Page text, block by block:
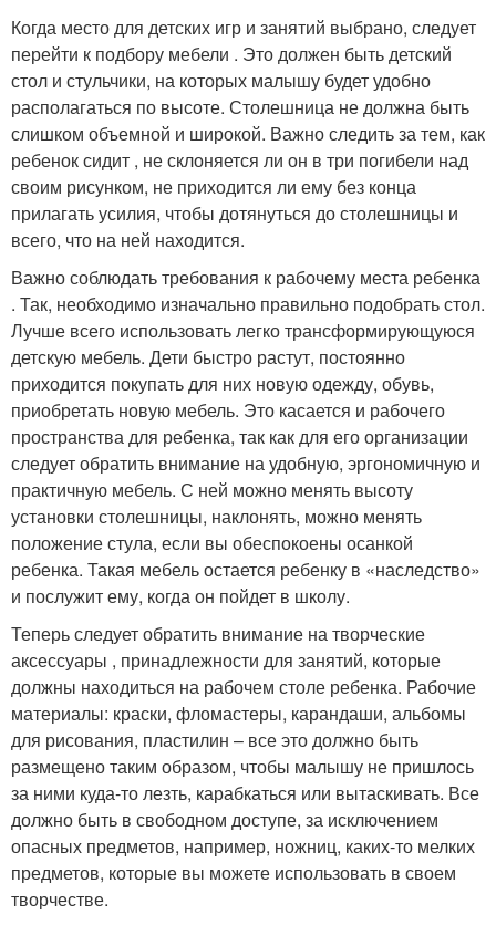
Когда место для детских игр и занятий выбрано, следует
перейти к подбору мебели . Это должен быть детский
стол и стульчики, на которых малышу будет удобно
располагаться по высоте. Столешница не должна быть
слишком объемной и широкой. Важно следить за тем, как
ребенок сидит , не склоняется ли он в три погибели над
своим рисунком, не приходится ли ему без конца
прилагать усилия, чтобы дотянуться до столешницы и
всего, что на ней находится.
Важно соблюдать требования к рабочему места ребенка
. Так, необходимо изначально правильно подобрать стол.
Лучше всего использовать легко трансформирующуюся
детскую мебель. Дети быстро растут, постоянно
приходится покупать для них новую одежду, обувь,
приобретать новую мебель. Это касается и рабочего
пространства для ребенка, так как для его организации
следует обратить внимание на удобную, эргономичную и
практичную мебель. С ней можно менять высоту
установки столешницы, наклонять, можно менять
положение стула, если вы обеспокоены осанкой
ребенка. Такая мебель остается ребенку в «наследство»
и послужит ему, когда он пойдет в школу.
Теперь следует обратить внимание на творческие
аксессуары , принадлежности для занятий, которые
должны находиться на рабочем столе ребенка. Рабочие
материалы: краски, фломастеры, карандаши, альбомы
для рисования, пластилин – все это должно быть
размещено таким образом, чтобы малышу не пришлось
за ними куда-то лезть, карабкаться или вытаскивать. Все
должно быть в свободном доступе, за исключением
опасных предметов, например, ножниц, каких-то мелких
предметов, которые вы можете использовать в своем
творчестве.